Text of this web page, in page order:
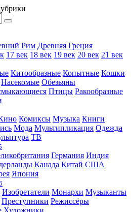
Рим Древняя Греция
17 век 18 век 19 век 20 век 21 век
Китообразные Копытные Кошки
Насекомые Обезьяны
Птицы Ракообразные
Комиксы Музыка Книги
Мода Мультипликация Одежда
ТВ
Германия Индия
Канада Китай США
Япония
Изобретатели Монархи Музыканты
Преступники Режиссёры
Художники